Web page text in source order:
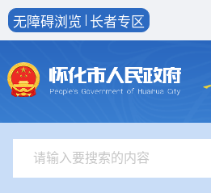
无障碍浏览 长者专区